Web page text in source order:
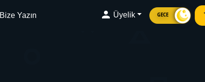
Bize Yazın Üyelik GECE